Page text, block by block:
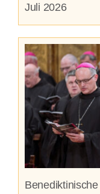
Juli 2026